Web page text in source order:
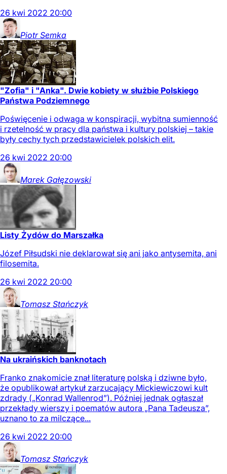
26 kwi 2022 20:00
Piotr Semka
"Zofia" i "Anka". Dwie kobiety w służbie Polskiego
Państwa Podziemnego
Poświęcenie i odwaga w konspiracji, wybitna sumienność
i rzetelność w pracy dla państwa i kultury polskiej – takie
były cechy tych przedstawicielek polskich elit.
26 kwi 2022 20:00
Marek Gałęzowski
Listy Żydów do Marszałka
Józef Piłsudski nie deklarował się ani jako antysemita, ani
filosemita.
26 kwi 2022 20:00
Tomasz Stańczyk
Na ukraińskich banknotach
Franko znakomicie znał literaturę polską i dziwne było,
że opublikował artykuł zarzucający Mickiewiczowi kult
zdrady („Konrad Wallenrod”). Później jednak ogłaszał
przekłady wierszy i poematów autora „Pana Tadeusza”,
uznano to za milczące...
26 kwi 2022 20:00
Tomasz Stańczyk